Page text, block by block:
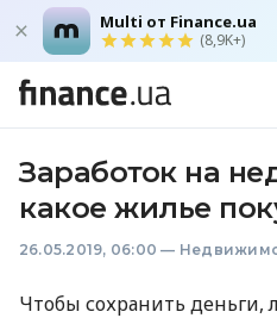
Multi от Finance.ua
(8,9K+)
Заработок на
какое жилье
26.05.2019, 06:00 —
Чтобы сохранить деньги,